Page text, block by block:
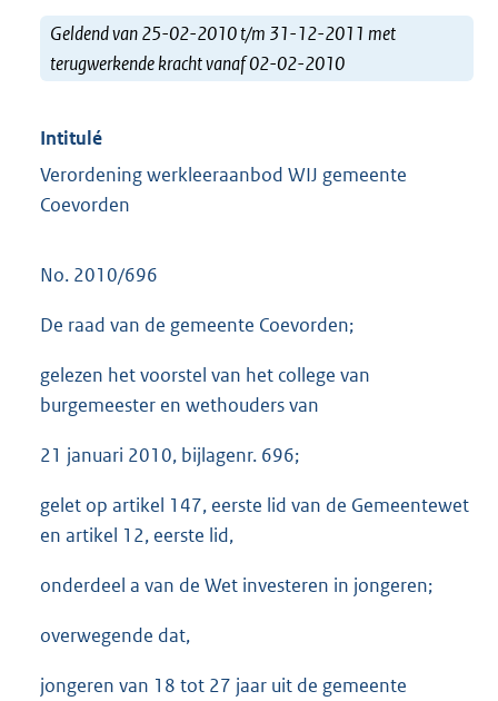
Geldend van 25-02-2010 t/m 31-12-2011 met
terugwerkende kracht vanaf 02-02-2010
Intitulé
Verordening werkleeraanbod WIJ gemeente
Coevorden
No. 2010/696
De raad van de gemeente Coevorden;
gelezen het voorstel van het college van
burgemeester en wethouders van
21 januari 2010, bijlagenr. 696;
gelet op artikel 147, eerste lid van de Gemeentewet
en artikel 12, eerste lid,
onderdeel a van de Wet investeren in jongeren;
overwegende dat,
jongeren van 18 tot 27 jaar uit de gemeente